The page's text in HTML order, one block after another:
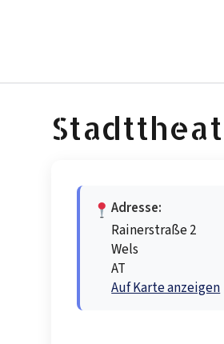
Adresse:
Rainerstraße 2
Wels
AT
Auf Karte anzeigen